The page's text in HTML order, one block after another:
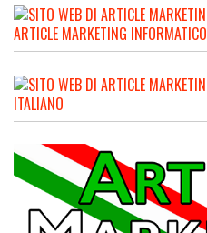
ARTICLE MARKETING INFORMATICO
ITALIANO